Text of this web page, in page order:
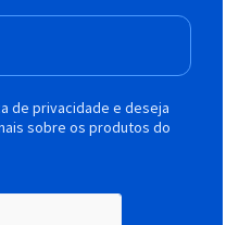
de privacidade e deseja
sobre os produtos do